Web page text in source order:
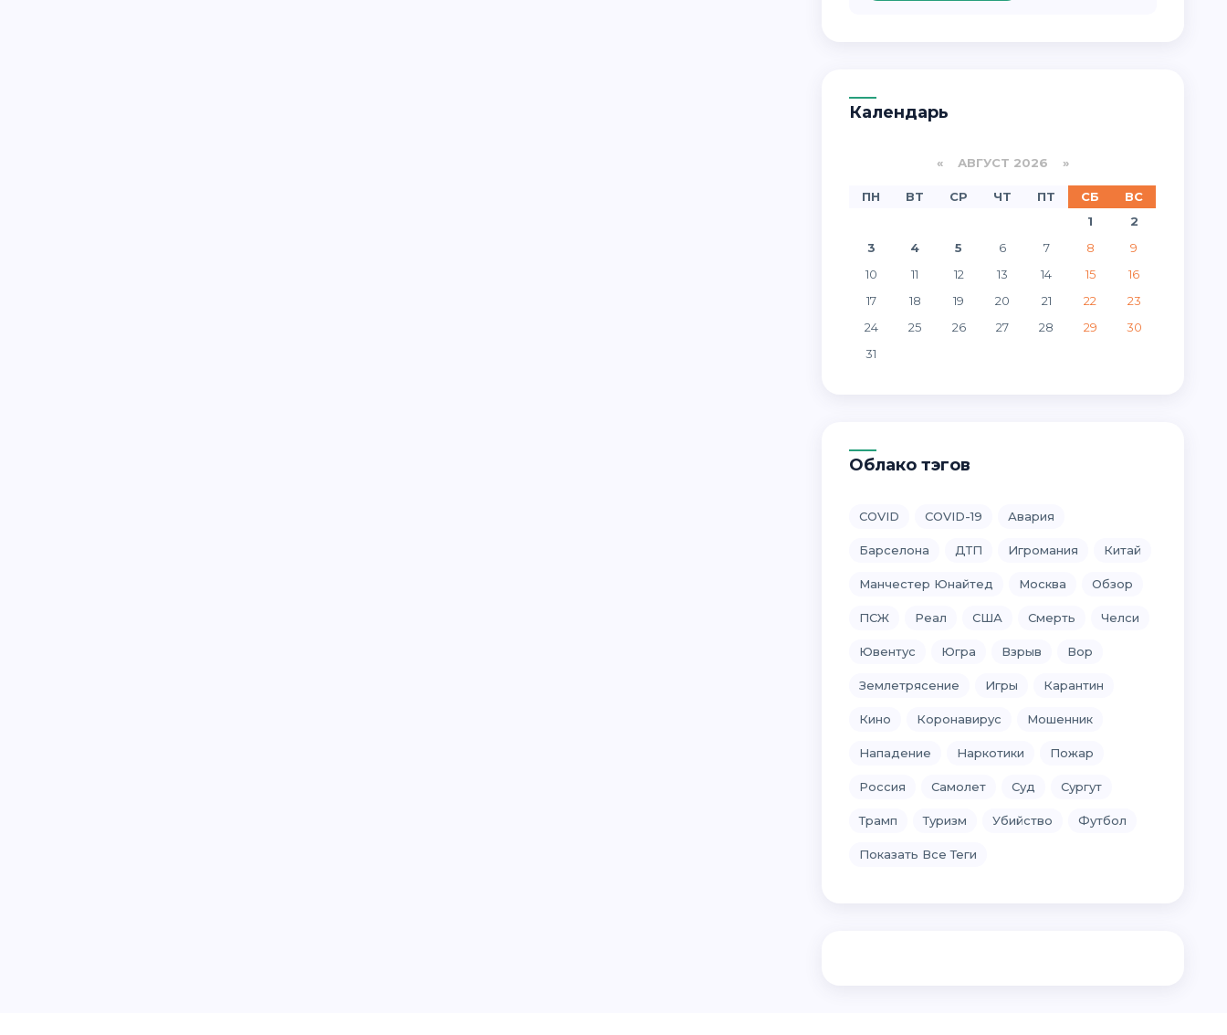
Календарь
«АВГУСТ 2026 »
ПН ВТ СР ЧТ ПТ СБ
ВС
1
2
3
4 5 6 7 8
9
10
11 12 13 14 15
16
17
18 19 20 21 22
23
24
25 26 27 28 29
30
31
Облако тэгов
COVID COVID-19 Авария
Барселона ДТП Игромания Китай
Манчестер Юнайтед Москва Обзор
ПСЖ Реал США Смерть Челси
Ювентус Югра Взрыв Вор
Землетрясение Игры Карантин
Кино Коронавирус Мошенник
Нападение Наркотики Пожар
Россия Самолет Суд Сургут
Трамп Туризм Убийство Футбол
Показать Все Теги